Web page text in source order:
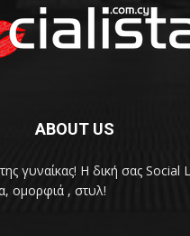
ABOUT US
γυναίκας! H δική σας Social
ομορφιά , στυλ!